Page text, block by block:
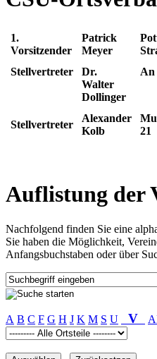
1.
Vorsitzender
Patrick
Meyer
Stellvertreter
Dr.
Walter
Dollinger
An
Stellvertreter
Alexander
Kolb
21
Auflistung der
Nachfolgend finden Sie eine
Sie haben die Möglichkeit,
Anfangsbuchstaben oder über
A B C F G H J K M S U V